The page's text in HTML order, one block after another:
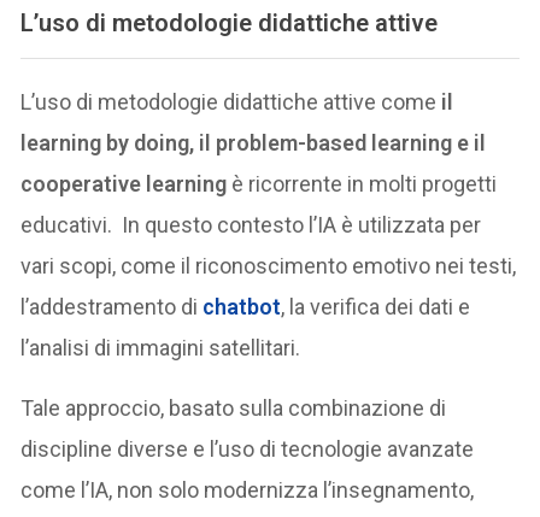
L’uso di metodologie didattiche attive
L’uso di metodologie didattiche attive come il
learning by doing, il problem-based learning e il
cooperative learning è ricorrente in molti progetti
educativi. In questo contesto l’IA è utilizzata per
vari scopi, come il riconoscimento emotivo nei testi,
l’addestramento di chatbot, la verifica dei dati e
l’analisi di immagini satellitari.
Tale approccio, basato sulla combinazione di
discipline diverse e l’uso di tecnologie avanzate
come l’IA, non solo modernizza l’insegnamento,